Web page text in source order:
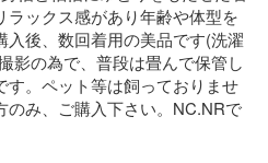
ックス感があり年齢や体型を
後、数回着用の美品です(洗濯
影の為で、普段は畳んで保管し
。ペット等は飼っておりませ
のみ、ご購入下さい。NC.NRで